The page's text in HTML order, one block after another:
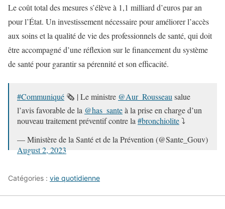
Le coût total des mesures s’élève à 1,1 milliard d’euros par an
pour l’État. Un investissement nécessaire pour améliorer l’accès
aux soins et la qualité de vie des professionnels de santé, qui doit
être accompagné d’une réflexion sur le financement du système
de santé pour garantir sa pérennité et son efficacité.
#Communiqué 🗞 | Le ministre @Aur_Rousseau salue
l’avis favorable de la @has_santeà la prise en charge d’un
nouveau traitement préventif contre la #bronchiolite⤵
— Ministère de la Santé et de la Prévention (@Sante_Gouv)
August 2, 2023
Catégories : vie quotidienne